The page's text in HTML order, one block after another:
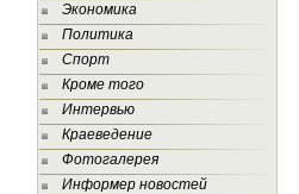
Экономика
Политика
Спорт
Кроме того
Интервью
Краеведение
Фотогалерея
Информер новостей